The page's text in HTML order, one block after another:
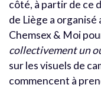
côté, à partir de ce
de Liège a
Chemsex & Moi
collectivement un
sur les visuels de
commencent à